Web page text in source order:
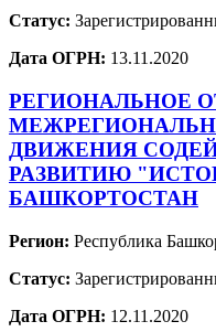
Статус:
Дата ОГРН: 13.11.2020
РЕГИОНАЛЬНОЕ
ДВИЖЕНИЯ
РАЗВИТИЮ
БАШКОРТОСТАН
Регион: Республика
Статус:
Дата ОГРН: 12.11.2020